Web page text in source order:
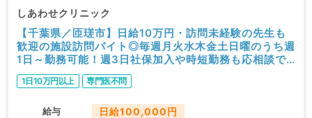
しあわせクリニック
【千葉県／匝瑳市】日給10万円・訪問未経験の先生も
歓迎の施設訪問バイト◎毎週月火水木金土日曜のうち週
1日～勤務可能！週3日社保加入や時短勤務も応相談で
す（内科系／非常勤）
1日10万円以上 専門医不問
給与 日給100,000円